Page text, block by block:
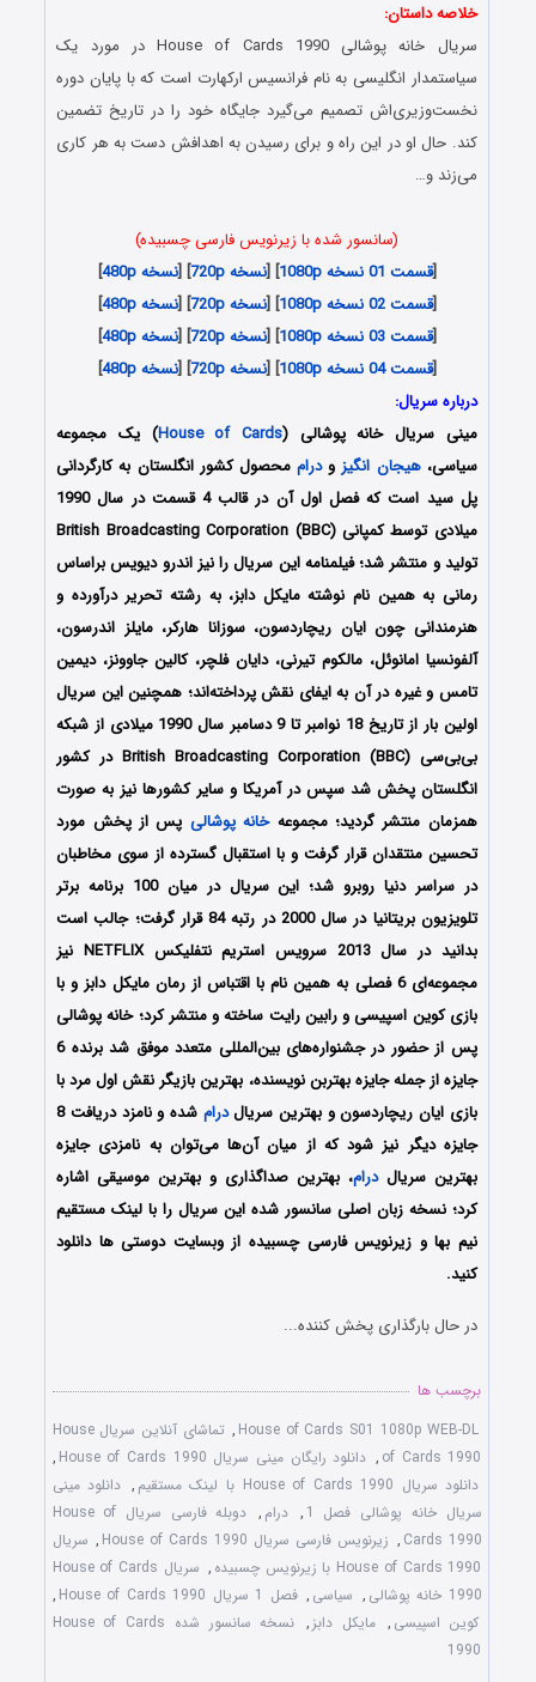
خلاصه داستان:
سریال خانه پوشالی House of Cards 1990 در مورد یک
سیاستمدار انگلیسی به نام فرانسیس ارکهارت است که با پایان دوره
نخست‌وزیری‌اش تصمیم می‌گیرد جایگاه خود را در تاریخ تضمین
کند. حال او در این راه و برای رسیدن به اهدافش دست به هر کاری
می‌زند و…
(سانسور شده با زیرنویس فارسی چسبیده)
[قسمت 01 نسخه 1080p ] [نسخه 720p ] [نسخه 480p
]
[قسمت 02 نسخه 1080p ] [نسخه 720p ] [نسخه 480p
]
[قسمت 03 نسخه 1080p ] [نسخه 720p ] [نسخه 480p
]
[قسمت 04 نسخه 1080p ] [نسخه 720p ] [نسخه 480p
]
درباره سریال:
مینی سریال خانه پوشالی (House of Cards) یک مجموعه
سیاسی،هیجان انگیز ودراممحصول کشور انگلستان به کارگردانی
پل سید است که فصل اول آن در قالب 4 قسمت در سال 1990
میلادی توسط کمپانی British Broadcasting Corporation (BBC)
تولید و منتشر شد؛ فیلمنامه این سریال را نیز اندرو دیویس براساس
رمانی به همین نام نوشته مایکل دابز، به رشته تحریر درآورده و
هنرمندانی چون ایان ریچاردسون، سوزانا هارکر، مایلز اندرسون،
آلفونسیا امانوئل، مالکوم تیرنی، دایان فلچر، کالین جاوونز، دیمین
تامس و غیره در آن به ایفای نقش پرداخته‌اند؛ همچنین این سریال
اولین بار از تاریخ 18 نوامبر تا 9 دسامبر سال 1990 میلادی از شبکه
بی‌بی‌سی British Broadcasting Corporation (BBC) در کشور
انگلستان پخش شد سپس در آمریکا و سایر کشورها نیز به صورت
همزمان منتشر گردید؛ مجموعهخانه پوشالی پس از پخش مورد
تحسین منتقدان قرار گرفت و با استقبال گسترده از سوی مخاطبان
در سراسر دنیا روبرو شد؛ این سریال در میان 100 برنامه برتر
تلویزیون بریتانیا در سال 2000 در رتبه 84 قرار گرفت؛ جالب است
بدانید در سال 2013 سرویس استریم نتفلیکس NETFLIX نیز
مجموعه‌ای 6 فصلی به همین نام با اقتباس از رمان مایکل دابز و با
بازی کوین اسپیسی و رابین رایت ساخته و منتشر کرد؛ خانه پوشالی
پس از حضور در جشنواره‌‌های بین‌المللی متعدد موفق شد برنده 6
جایزه از جمله جایزه بهتربن نویسنده، بهترین بازیگر نقش اول مرد با
بازی ایان ریچاردسون و بهترین سریالدرام
شده و نامزد دریافت 8
جایزه دیگر نیز شود که از میان آن‌ها می‌توان به نامزدی جایزه
بهترین سریالدرام، بهترین صداگذاری و بهترین موسیقی اشاره
کرد؛ نسخه زبان اصلی سانسور شده این سریال را با لینک مستقیم
نیم بها و زیرنویس فارسی چسبیده از وبسایت دوستی ها دانلود
کنید.
در حال بارگذاری پخش کننده...
برچسب ها
House of Cards S01 1080p WEB-DL
,
تماشای آنلاین سریال House
of Cards 1990
, دانلود رایگان مینی سریال House of Cards 1990
,
دانلود سریال House of Cards 1990 با لینک مستقیم
, دانلود مینی
سریال خانه پوشالی فصل 1
, درام ,
دوبله فارسی سریال House of
Cards 1990
, زیرنویس فارسی سریال House of Cards 1990 , سریال
House of Cards 1990 با زیرنویس چسبیده
,
سریال House of Cards
1990 خانه پوشالی
, سیاسی , فصل 1 سریال House of Cards 1990
,
کوین اسپیسی , مایکل دابز ,
نسخه سانسور شده House of Cards
1990